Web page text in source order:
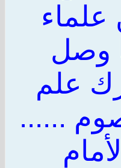
علماء
وصل
علم
......